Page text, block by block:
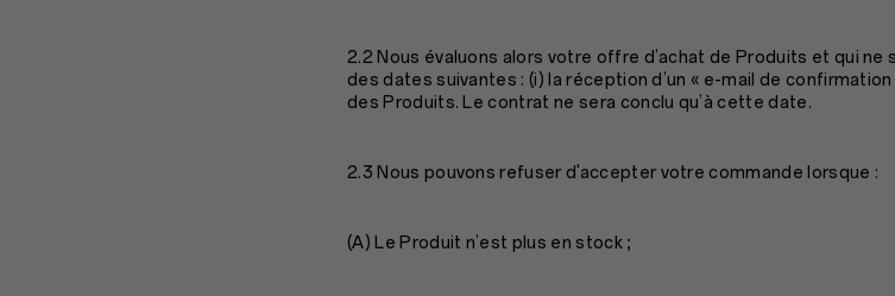
2.2 Nous évaluons alors votre offre d’achat de Produits et qui
des dates suivantes : (i) la réception d’un « e-mail de
des Produits. Le contrat ne sera conclu qu’à cette date.
2.3 Nous pouvons refuser d'accepter votre commande lorsque :
(A) Le Produit n’est plus en stock ;